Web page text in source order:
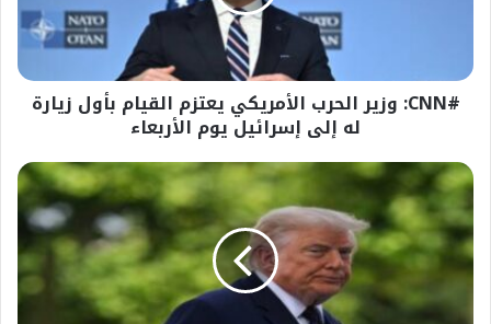
له
إلى
الأربعاء
#CNN: وزير الحرب الأمريكي يعتزم القيام بأول زيارة
له إلى إسرائيل يوم الأربعاء
#أكسيوس:
ترامب
أصدر
أوامر
بشن
ضربات
على